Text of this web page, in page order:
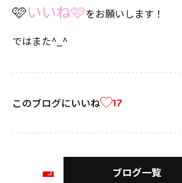
🩷いいね🩷をお願いします！
ではまた^_^
このブログにいいね 17
前
ブログ一覧